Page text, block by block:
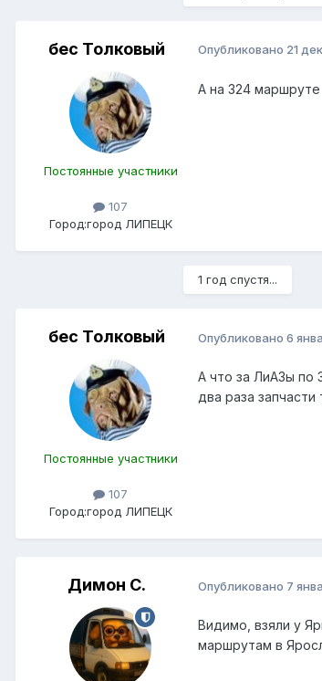
бес Толковый
Постоянные участники
107
Город:город ЛИПЕЦК
Опубликовано 21
А на 324
1 год спустя...
бес Толковый
Постоянные участники
107
Город:город ЛИПЕЦК
Опубликовано 6
А что за ЛиАЗы по
два раза
Димон С. Опубликовано 7
Видимо, взяли у
маршрутам в